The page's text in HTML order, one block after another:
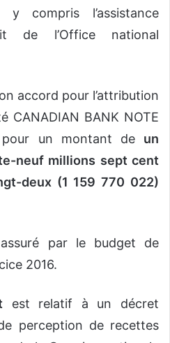
y compris l’assistance
de l’Office national
accord pour l’attribution
CANADIAN BANK NOTE
pour un montant de un
neuf millions sept cent
deux (1 159 770 022)
par le budget de
2016.
est relatif à un décret
perception de recettes